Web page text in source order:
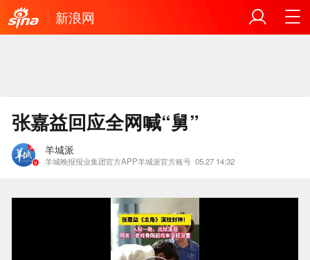
新浪网
张嘉益回应全网喊“舅”
羊城派
羊城晚报报业集团官方APP羊城派官方账号 05.27 14:32